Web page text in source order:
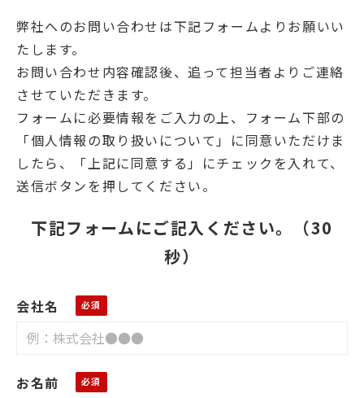
コラム
弊社へのお問い合わせは下記フォームよりお願いい
たします。
お問い合わせ内容確認後、追って担当者よりご連絡
させていただきます。
フォームに必要情報をご入力の上、フォーム下部の
「個人情報の取り扱いについて」に同意いただけま
したら、「上記に同意する」にチェックを入れて、
送信ボタンを押してください。
下記フォームにご記入ください。（30
秒）
会社名
お名前